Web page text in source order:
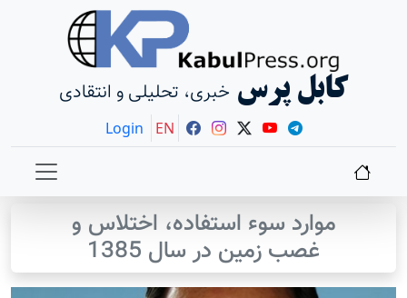
کابل پرس خبری، تحلیلی و انتقادی
Login EN
موارد سوء استفاده، اختلاس و
غصب زمين در سال 1385